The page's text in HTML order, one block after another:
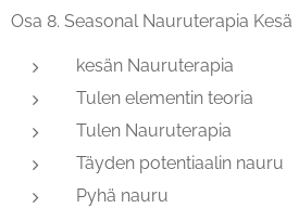
Osa 8. Seasonal Nauruterapia Kesä
kesän Nauruterapia
Tulen elementin teoria
Tulen Nauruterapia
Täyden potentiaalin nauru
Pyhä nauru